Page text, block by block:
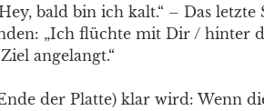
bald bin ich kalt.“ – Das letzte
„Ich flüchte mit Dir / hinter
angelangt.“
der Platte) klar wird: Wenn